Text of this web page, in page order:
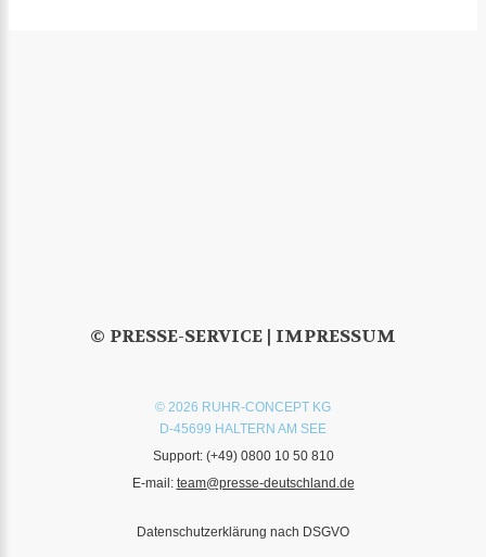
© PRESSE-SERVICE | IMPRESSUM
© 2026 RUHR-CONCEPT KG
D-45699 HALTERN AM SEE
Support: (+49) 0800 10 50 810
E-mail: team@presse-deutschland.de
Datenschutzerklärung nach DSGVO